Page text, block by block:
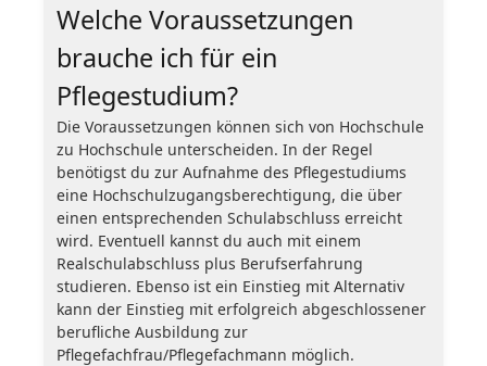
Welche Voraussetzungen
brauche ich für ein
Pflegestudium?
Die Voraussetzungen können sich von Hochschule
zu Hochschule unterscheiden. In der Regel
benötigst du zur Aufnahme des Pflegestudiums
eine Hochschulzugangsberechtigung, die über
einen entsprechenden Schulabschluss erreicht
wird. Eventuell kannst du auch mit einem
Realschulabschluss plus Berufserfahrung
studieren. Ebenso ist ein Einstieg mit Alternativ
kann der Einstieg mit erfolgreich abgeschlossener
berufliche Ausbildung zur
Pflegefachfrau/Pflegefachmann möglich.